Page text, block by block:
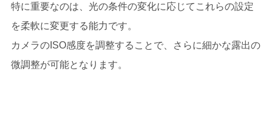
特に重要なのは、光の条件の変化に応じてこれらの設定
を柔軟に変更する能力です。
カメラのISO感度を調整することで、さらに細かな露出の
微調整が可能となります。